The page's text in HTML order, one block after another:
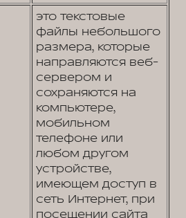
это текстовые
файлы небольшого
размера, которые
направляются веб-
сервером и
сохраняются на
компьютере,
мобильном
телефоне или
любом другом
устройстве,
имеющем доступ в
сеть Интернет, при
посещении сайта